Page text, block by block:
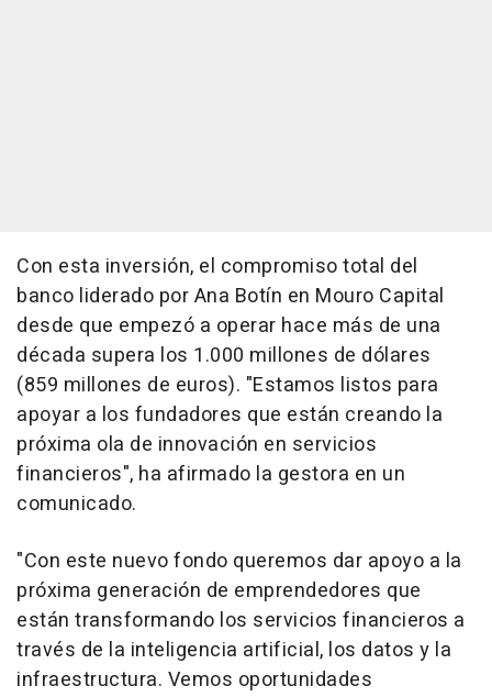
Con esta inversión, el compromiso total del
banco liderado por Ana Botín en Mouro Capital
desde que empezó a operar hace más de una
década supera los 1.000 millones de dólares
(859 millones de euros). "Estamos listos para
apoyar a los fundadores que están creando la
próxima ola de innovación en servicios
financieros", ha afirmado la gestora en un
comunicado.
"Con este nuevo fondo queremos dar apoyo a la
próxima generación de emprendedores que
están transformando los servicios financieros a
través de la inteligencia artificial, los datos y la
infraestructura. Vemos oportunidades